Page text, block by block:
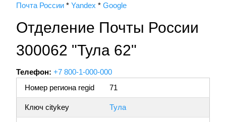
Почта России * Yandex * Google
Отделение Почты России
300062 "Тула 62"
Телефон: +7 800-1-000-000
Номер региона regid
71
Ключ citykey Тула